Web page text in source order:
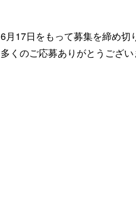
6月17日をもって募集を締め切
多くのご応募ありがとうござい